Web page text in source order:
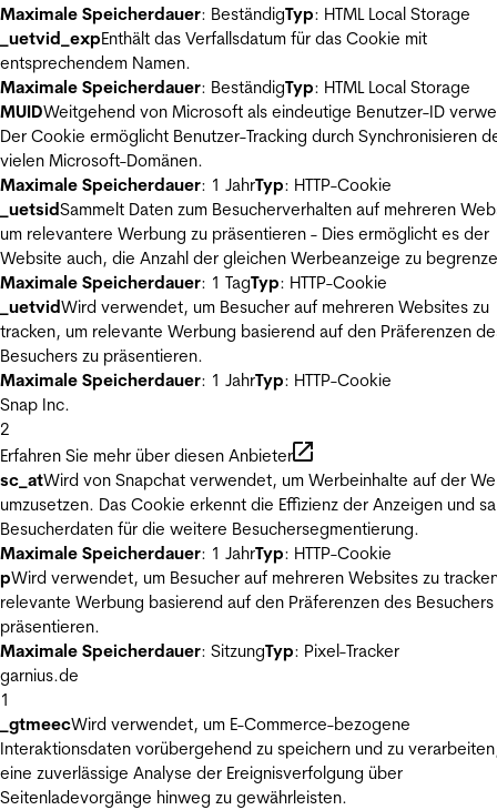
Maximale Speicherdauer: BeständigTyp: HTML Local Storage
_uetvid_expEnthält das Verfallsdatum für das Cookie mit
entsprechendem Namen.
Maximale Speicherdauer: BeständigTyp: HTML Local Storage
MUIDWeitgehend von Microsoft als eindeutige Benutzer-ID
Der Cookie ermöglicht Benutzer-Tracking durch Synchronisieren
vielen Microsoft-Domänen.
Maximale Speicherdauer: 1 JahrTyp: HTTP-Cookie
_uetsidSammelt Daten zum Besucherverhalten auf mehreren
um relevantere Werbung zu präsentieren - Dies ermöglicht es der
Website auch, die Anzahl der gleichen Werbeanzeige zu
Maximale Speicherdauer: 1 TagTyp: HTTP-Cookie
_uetvidWird verwendet, um Besucher auf mehreren Websites zu
tracken, um relevante Werbung basierend auf den Präferenzen
Besuchers zu präsentieren.
Maximale Speicherdauer: 1 JahrTyp: HTTP-Cookie
Snap Inc.
2
Erfahren Sie mehr über diesen Anbieter
sc_atWird von Snapchat verwendet, um Werbeinhalte auf der
umzusetzen. Das Cookie erkennt die Effizienz der Anzeigen und
Besucherdaten für die weitere Besuchersegmentierung.
Maximale Speicherdauer: 1 JahrTyp: HTTP-Cookie
pWird verwendet, um Besucher auf mehreren Websites zu
relevante Werbung basierend auf den Präferenzen des Besuchers
präsentieren.
Maximale Speicherdauer: SitzungTyp: Pixel-Tracker
garnius.de
1
_gtmeecWird verwendet, um E-Commerce-bezogene
Interaktionsdaten vorübergehend zu speichern und zu
eine zuverlässige Analyse der Ereignisverfolgung über
Seitenladevorgänge hinweg zu gewährleisten.